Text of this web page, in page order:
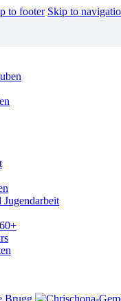
to footer Skip to